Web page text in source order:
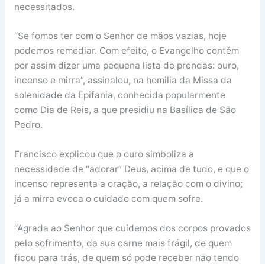
necessitados.
“Se fomos ter com o Senhor de mãos vazias, hoje
podemos remediar. Com efeito, o Evangelho contém
por assim dizer uma pequena lista de prendas: ouro,
incenso e mirra”, assinalou, na homilia da Missa da
solenidade da Epifania, conhecida popularmente
como Dia de Reis, a que presidiu na Basílica de São
Pedro.
Francisco explicou que o ouro simboliza a
necessidade de “adorar” Deus, acima de tudo, e que o
incenso representa a oração, a relação com o divino;
já a mirra evoca o cuidado com quem sofre.
“Agrada ao Senhor que cuidemos dos corpos provados
pelo sofrimento, da sua carne mais frágil, de quem
ficou para trás, de quem só pode receber não tendo